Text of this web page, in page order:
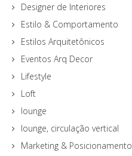
Designer de Interiores
Estilo & Comportamento
Estilos Arquitetônicos
Eventos Arq Decor
Lifestyle
Loft
lounge
lounge, circulação vertical
Marketing & Posicionamento